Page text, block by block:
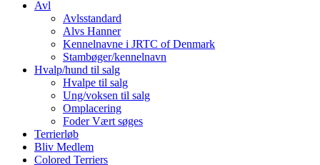
Avl
Avlsstandard
Alvs Hanner
Kennelnavne i JRTC of Denmark
Stambøger/kennelnavn
Hvalp/hund til salg
Hvalpe til salg
Ung/voksen til salg
Omplacering
Foder Vært søges
Terrierløb
Bliv Medlem
Colored Terriers